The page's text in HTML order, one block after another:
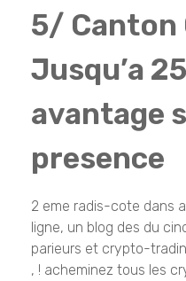
5/
Jusqu’a
avantage
presence
2 eme radis-cote dans
ligne, un blog des du
parieurs et crypto-
, ! acheminez tous les